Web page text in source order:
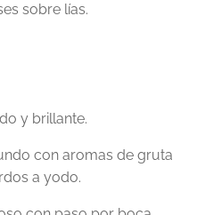
sobre lías.
y brillante.
con aromas de gruta
a yodo.